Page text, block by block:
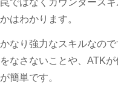
罠ではなくカウンタース
かはわかります。
かなり強力なスキルなの
をなさないことや、ATK
が簡単です。